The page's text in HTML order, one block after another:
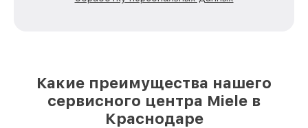
Какие преимущества нашего
сервисного центра Miele в
Краснодаре